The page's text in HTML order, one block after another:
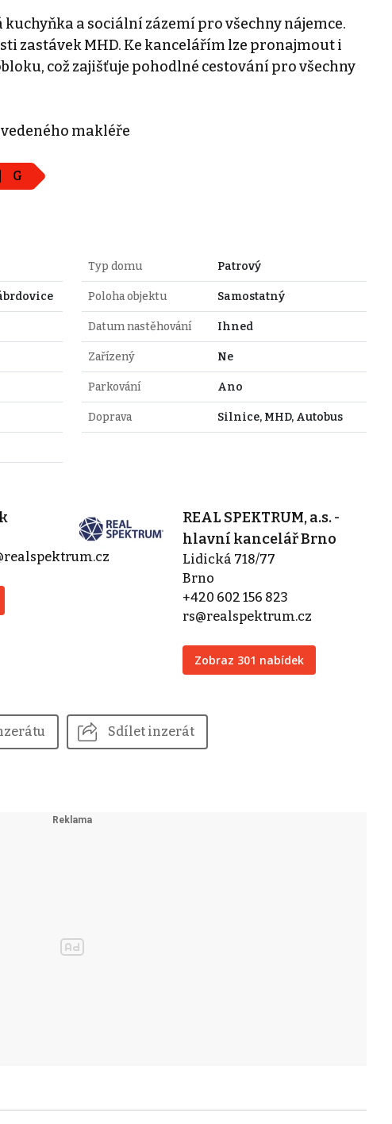
a sociální zázemí pro všechny nájemce.
zastávek MHD. Ke kancelářím lze pronajmout i
což zajišťuje pohodlné cestování pro všechny
makléře
G
Typ domu Patrový
Poloha objektu Samostatný
Datum nastěhování Ihned
Zařízený Ne
Parkování Ano
Doprava Silnice, MHD, Autobus
REAL SPEKTRUM, a.s. -
hlavní kancelář Brno
Lidická 718/77
Brno
+420 602 156 823
rs@realspektrum.cz
Zobraz 301 nabídek
Sdílet inzerát